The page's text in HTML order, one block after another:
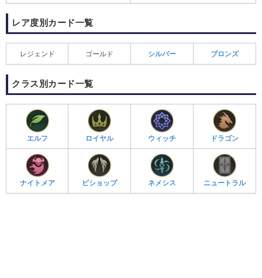
レア度別カード一覧
レジェンド ゴールド シルバー ブロンズ
クラス別カード一覧
エルフ ロイヤル ウィッチ ドラゴン
ナイトメア ビショップ ネメシス ニュートラル